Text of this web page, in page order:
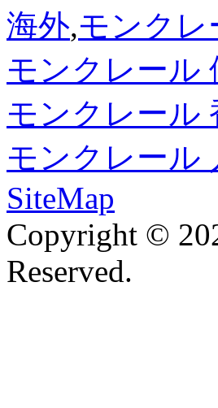
海外,モンクレ
モンクレール
モンクレール
モンクレール
SiteMap
Copyright ©
Reserved.